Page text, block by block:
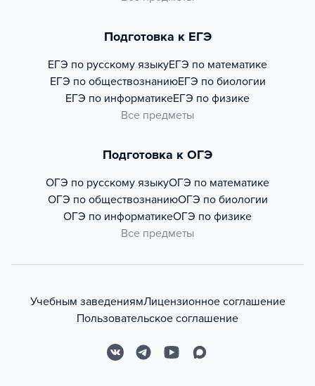
Подготовка к ЕГЭ
ЕГЭ по русскому языкуЕГЭ по математике
ЕГЭ по обществознаниюЕГЭ по биологии
ЕГЭ по информатикеЕГЭ по физике
Все предметы
Подготовка к ОГЭ
ОГЭ по русскому языкуОГЭ по математике
ОГЭ по обществознаниюОГЭ по биологии
ОГЭ по информатикеОГЭ по физике
Все предметы
Учебным заведениямЛицензионное соглашение
Пользовательское соглашение